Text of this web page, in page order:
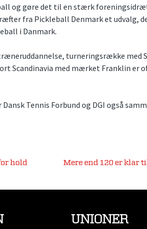
og gøre det til en stærk
fra Pickleball Denmark et udvalg,
i Danmark.
turneringsrække med
Scandinavia med mærket Franklin er
Tennis Forbund og DGI også
hold Mere end 120 er klar
UNIONER